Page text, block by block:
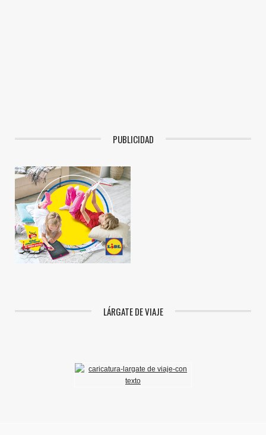
PUBLICIDAD
LÁRGATE DE VIAJE